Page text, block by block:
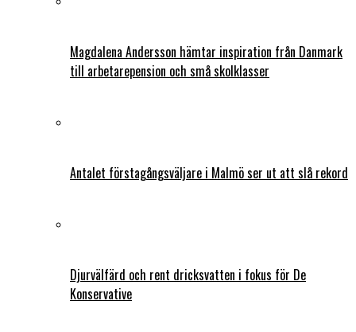
Magdalena Andersson hämtar inspiration från Danmark
till arbetarepension och små skolklasser
Antalet förstagångsväljare i Malmö ser ut att slå rekord
Djurvälfärd och rent dricksvatten i fokus för De
Konservative